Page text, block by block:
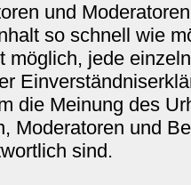
und
so schnell wie
möglich, jede
die Meinung des
Moderatoren und
sind.